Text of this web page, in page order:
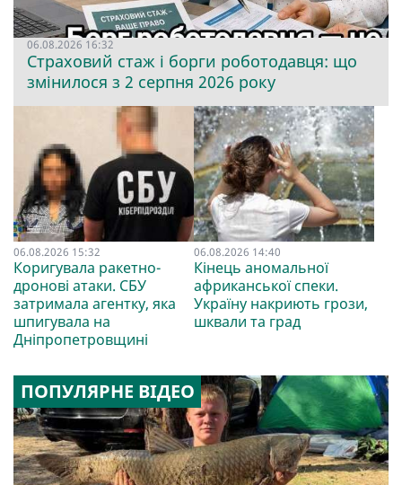
06.08.2026 16:32
Страховий стаж і борги роботодавця: що
змінилося з 2 серпня 2026 року
06.08.2026 15:32
Коригувала ракетно-
дронові атаки. СБУ
затримала агентку, яка
шпигувала на
Дніпропетровщині
06.08.2026 14:40
Кінець аномальної
африканської спеки.
Україну накриють грози,
шквали та град
ПОПУЛЯРНЕ ВІДЕО